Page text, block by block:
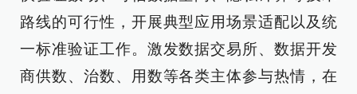
路线的可行性，开展典型应用场景适配以及统
一标准验证工作。激发数据交易所、数据开发
商供数、治数、用数等各类主体参与热情，在